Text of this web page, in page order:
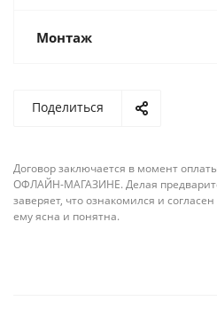
Монтаж
Поделиться
Договор заключается в момент
ОФЛАЙН-МАГАЗИНЕ. Делая
заверяет, что ознакомился и согласен
ему ясна и понятна.